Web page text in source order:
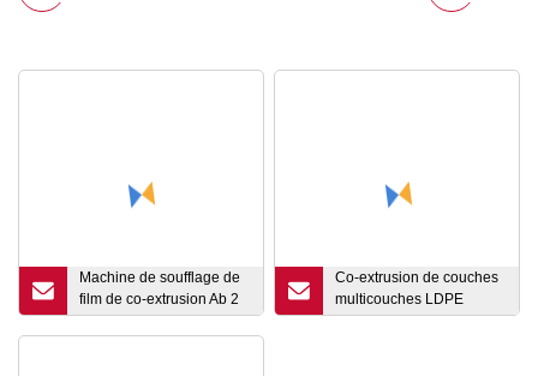
Machine de soufflage de
film de co-extrusion Ab 2
couches HDPE/LDPE/PE
Co-extrusion de couches
multicouches LDPE
HDPE Machine de